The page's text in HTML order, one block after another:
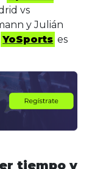
vs
y Julián
YoSports es
tiempo y